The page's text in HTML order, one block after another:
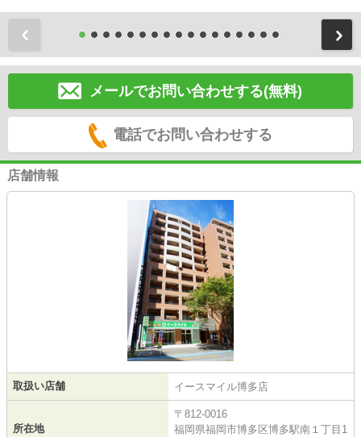
メールでお問い合わせする(無料)
電話でお問い合わせする
店舗情報
取扱い店舗 イースマイル博多店
所在地
〒812-0016
福岡県福岡市博多区博多駅南１丁目1